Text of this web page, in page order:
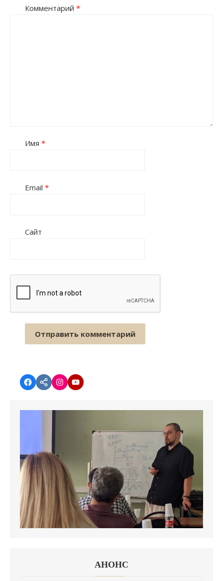
Комментарий *
Имя *
Email *
Сайт
Facebook
vk.cominstagram.com
YouTube
АНОНC